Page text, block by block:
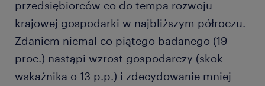
przedsiębiorców co do tempa rozwoju
krajowej gospodarki w najbliższym półroczu.
Zdaniem niemal co piątego badanego (19
proc.) nastąpi wzrost gospodarczy (skok
wskaźnika o 13 p.p.) i zdecydowanie mniej